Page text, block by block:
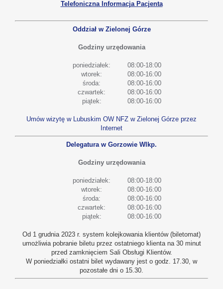
Telefoniczna Informacja Pacjenta
Oddział w Zielonej Górze
Godziny urzędowania
poniedziałek:
08:00-18:00
wtorek:
08:00-16:00
środa:
08:00-16:00
czwartek:
08:00-16:00
piątek:
08:00-16:00
Umów wizytę w Lubuskim OW NFZ w Zielonej Górze przez
Internet
Delegatura w Gorzowie Wlkp.
Godziny urzędowania
poniedziałek:
08:00-18:00
wtorek:
08:00-16:00
środa:
08:00-16:00
czwartek:
08:00-16:00
piątek:
08:00-16:00
Od 1 grudnia 2023 r. system kolejkowania klientów (biletomat)
umożliwia pobranie biletu przez ostatniego klienta na 30 minut
przed zamknięciem Sali Obsługi Klientów.
W poniedziałki ostatni bilet wydawany jest o godz. 17.30, w
pozostałe dni o 15.30.